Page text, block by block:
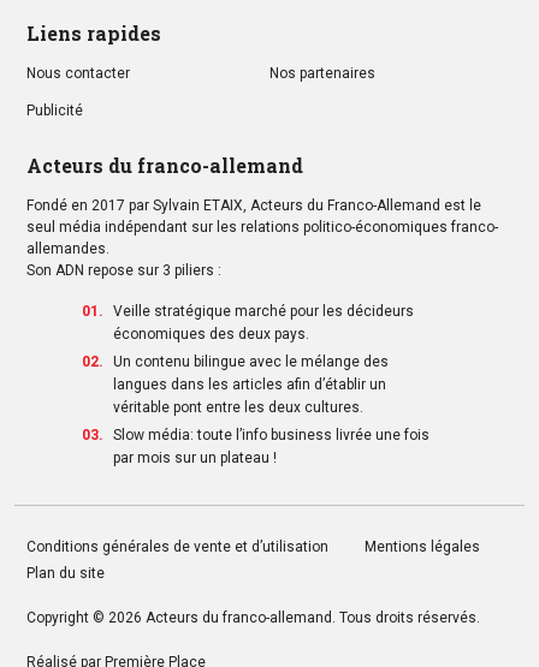
Liens rapides
Nous contacter Nos partenaires
Publicité
Acteurs du franco-allemand
Fondé en 2017 par Sylvain ETAIX, Acteurs du Franco-Allemand est le
seul média indépendant sur les relations politico-économiques franco-
allemandes.
Son ADN repose sur 3 piliers :
Veille stratégique marché pour les décideurs
économiques des deux pays.
Un contenu bilingue avec le mélange des
langues dans les articles afin d’établir un
véritable pont entre les deux cultures.
Slow média: toute l’info business livrée une fois
par mois sur un plateau !
Conditions générales de vente et d’utilisation
Mentions légales
Plan du site
Copyright © 2026 Acteurs du franco-allemand . Tous droits réservés.
Réalisé par Première Place